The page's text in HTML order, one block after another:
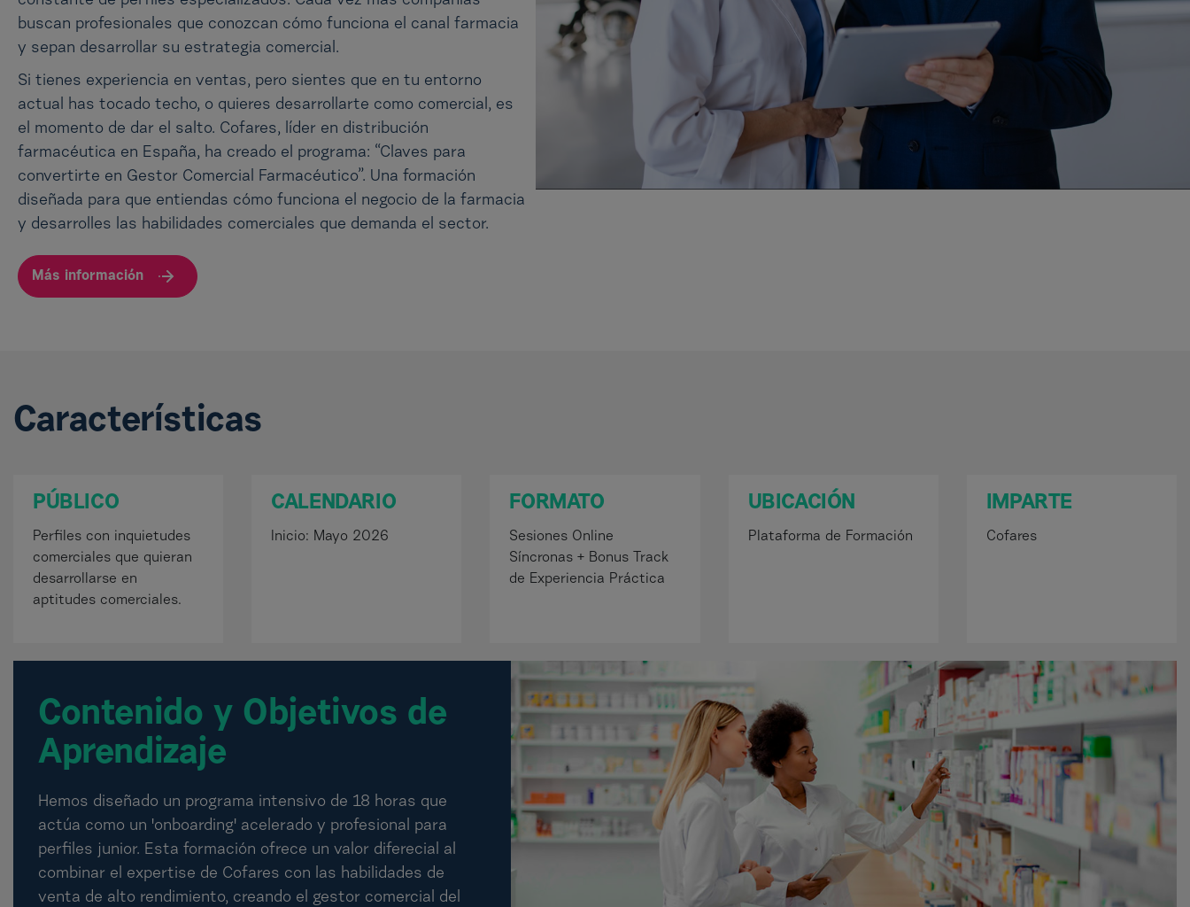
buscan profesionales que conozcan cómo funciona el canal farmacia
y sepan desarrollar su estrategia comercial.
Si tienes experiencia en ventas, pero sientes que en tu entorno
actual has tocado techo, o quieres desarrollarte como comercial, es
el momento de dar el salto. Cofares, líder en distribución
farmacéutica en España, ha creado el programa: “Claves para
convertirte en Gestor Comercial Farmacéutico”. Una formación
diseñada para que entiendas cómo funciona el negocio de la farmacia
y desarrolles las habilidades comerciales que demanda el sector.
Más información
Características
PÚBLICO
Perfiles con inquietudes
comerciales que quieran
desarrollarse en
aptitudes comerciales.
CALENDARIO
Inicio: Mayo 2026
FORMATO
Sesiones Online
Síncronas + Bonus Track
de Experiencia Práctica
UBICACIÓN
Plataforma de Formación
IMPARTE
Cofares
Contenido y Objetivos de
Aprendizaje
Hemos diseñado un programa intensivo de 18 horas que
actúa como un 'onboarding' acelerado y profesional para
perfiles junior. Esta formación ofrece un valor diferecial al
combinar el expertise de Cofares con las habilidades de
venta de alto rendimiento, creando el gestor comercial del